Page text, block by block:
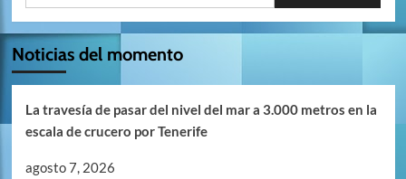
Noticias del momento
La travesía de pasar del nivel del mar a 3.000 metros en la
escala de crucero por Tenerife
agosto 7, 2026